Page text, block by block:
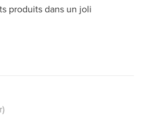
produits dans un joli